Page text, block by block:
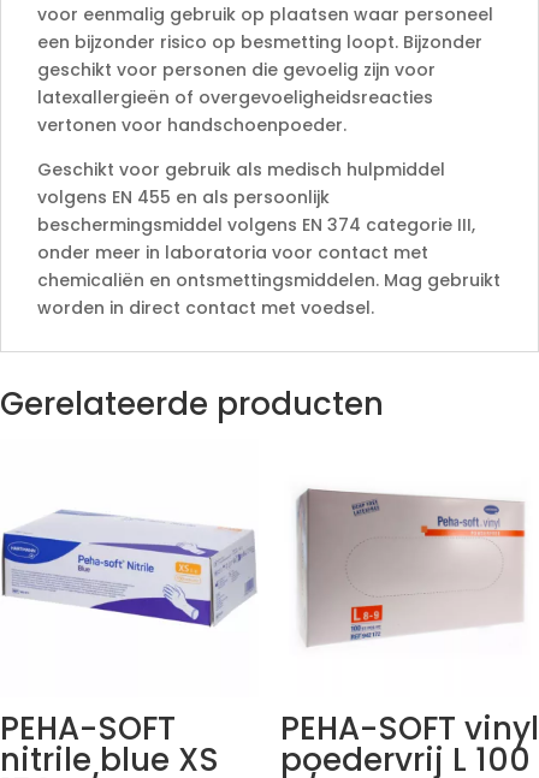
voor eenmalig gebruik op plaatsen waar personeel
een bijzonder risico op besmetting loopt. Bijzonder
geschikt voor personen die gevoelig zijn voor
latexallergieën of overgevoeligheidsreacties
vertonen voor handschoenpoeder.
Geschikt voor gebruik als medisch hulpmiddel
volgens EN 455 en als persoonlijk
beschermingsmiddel volgens EN 374 categorie III,
onder meer in laboratoria voor contact met
chemicaliën en ontsmettingsmiddelen. Mag gebruikt
worden in direct contact met voedsel.
Gerelateerde producten
PEHA-SOFT
nitrile blue XS
PEHA-SOFT vinyl
poedervrij L 100